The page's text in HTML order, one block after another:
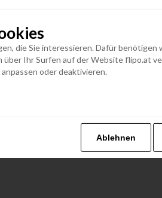
die Sie interessieren. Dafür benötigen
Ihr Surfen auf der Website flipo.at
oder deaktivieren.
Ablehnen